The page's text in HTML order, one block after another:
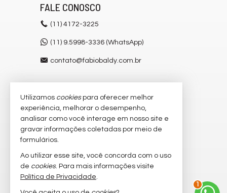
FALE CONOSCO
(11) 4172-3225
(11) 9.5998-3336 (WhatsApp)
contato@fabiobaldy.com.br
VEJA MAIS
receba nosso newsletter
imóveis favoritos
mapa de imóveis
1
Utilizamos cookiespara oferecer melhor
experiência, melhorar o desempenho,
analisar como você interage em nosso site e
gravar informações coletadas por meio de
formulários.
Ao utilizar esse site, você concorda com o uso
de cookies. Para mais informações visite
Política de Privacidade.